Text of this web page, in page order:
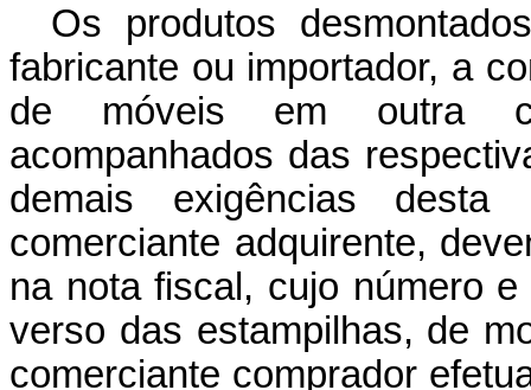
Os produtos
fabricante ou importador, a
de móveis em outra
acompanhados das
demais exigências
comerciante adquirente,
na nota fiscal, cujo número
verso das estampilhas, de
comerciante comprador